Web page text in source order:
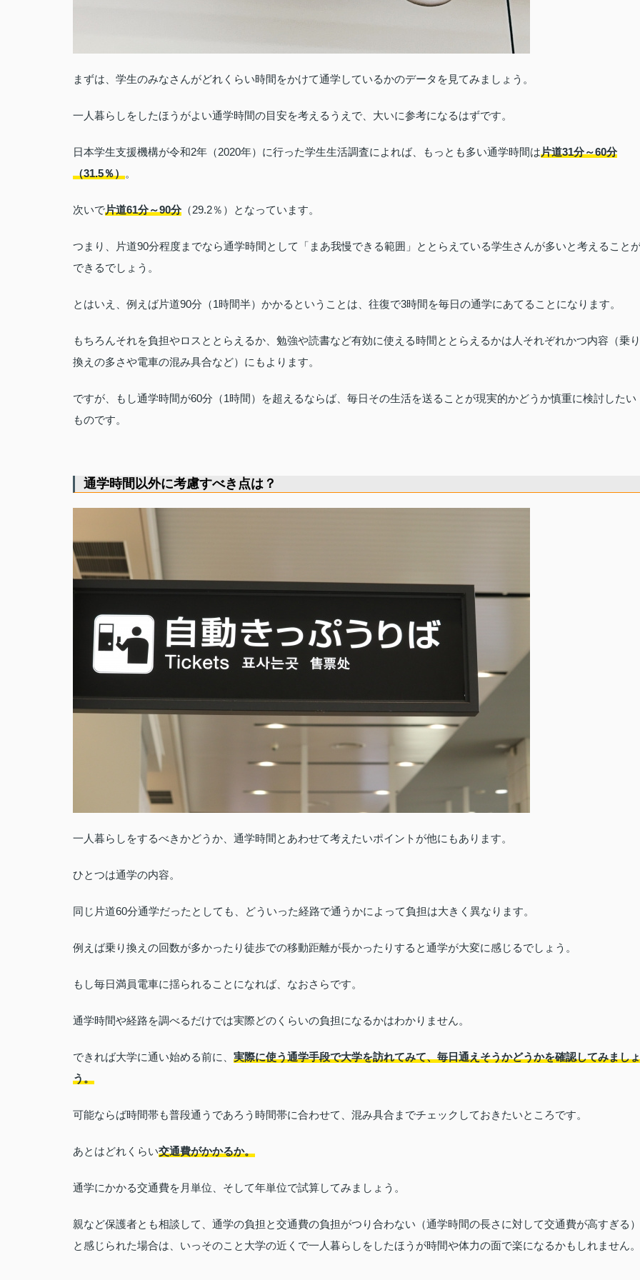
まずは、学生のみなさんがどれくらい時間をかけて通学しているかのデータを見てみましょう。
一人暮らしをしたほうがよい通学時間の目安を考えるうえで、大いに参考になるはずです。
日本学生支援機構が令和2年（2020年）に行った学生生活調査によれば、もっとも多い通学時間は片道31分～60分
（31.5％）。
次いで片道61分～90分（29.2％）となっています。
つまり、片道90分程度までなら通学時間として「まあ我慢できる範囲」ととらえている学生さんが多いと考えること
できるでしょう。
とはいえ、例えば片道90分（1時間半）かかるということは、往復で3時間を毎日の通学にあてることになります。
もちろんそれを負担やロスととらえるか、勉強や読書など有効に使える時間ととらえるかは人それぞれかつ内容（乗り
換えの多さや電車の混み具合など）にもよります。
ですが、もし通学時間が60分（1時間）を超えるならば、毎日その生活を送ることが現実的かどうか慎重に検討したい
ものです。
通学時間以外に考慮すべき点は？
一人暮らしをするべきかどうか、通学時間とあわせて考えたいポイントが他にもあります。
ひとつは通学の内容。
同じ片道60分通学だったとしても、どういった経路で通うかによって負担は大きく異なります。
例えば乗り換えの回数が多かったり徒歩での移動距離が長かったりすると通学が大変に感じるでしょう。
もし毎日満員電車に揺られることになれば、なおさらです。
通学時間や経路を調べるだけでは実際どのくらいの負担になるかはわかりません。
できれば大学に通い始める前に、 実際に使う通学手段で大学を訪れてみて、毎日通えそうかどうかを確認してみましょ
う。
可能ならば時間帯も普段通うであろう時間帯に合わせて、混み具合までチェックしておきたいところです。
あとはどれくらい交通費がかかるか。
通学にかかる交通費を月単位、そして年単位で試算してみましょう。
親など保護者とも相談して、通学の負担と交通費の負担がつり合わない（通学時間の長さに対して交通費が高すぎる）
と感じられた場合は、いっそのこと大学の近くで一人暮らしをしたほうが時間や体力の面で楽になるかもしれません。